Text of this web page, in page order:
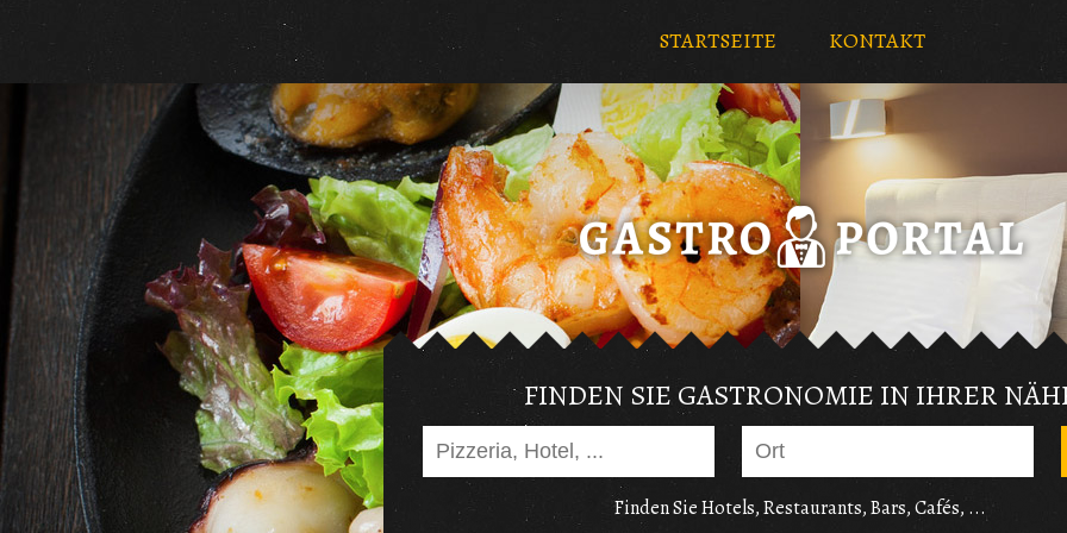
STARTSEITE KONTAKT
FINDEN SIE GASTRONOMIE IN IHRER
Finden Sie Hotels, Restaurants, Bars, Cafés, ...